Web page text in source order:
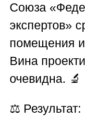
Союза
экспертов»
помещения и
Вина
очевидна. 🔬
⚖️ Результат: